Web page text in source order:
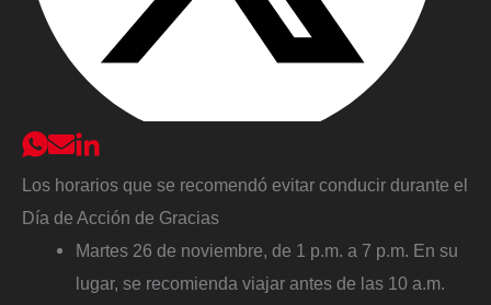
Los horarios que se recomendó evitar conducir durante el
Día de Acción de Gracias
Martes 26 de noviembre, de 1 p.m. a 7 p.m. En su
lugar, se recomienda viajar antes de las 10 a.m.